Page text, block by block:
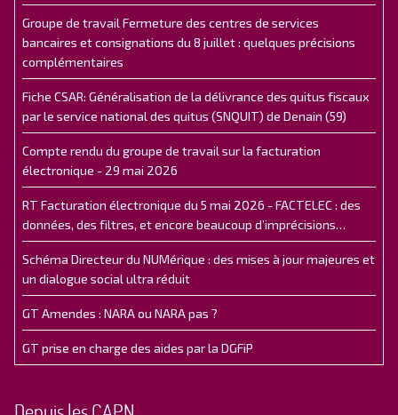
Groupe de travail Fermeture des centres de services
bancaires et consignations du 8 juillet : quelques précisions
complémentaires
Fiche CSAR: Généralisation de la délivrance des quitus fiscaux
par le service national des quitus (SNQUIT) de Denain (59)
Compte rendu du groupe de travail sur la facturation
électronique - 29 mai 2026
RT Facturation électronique du 5 mai 2026 - FACTELEC : des
données, des filtres, et encore beaucoup d’imprécisions…
Schéma Directeur du NUMérique : des mises à jour majeures et
un dialogue social ultra réduit
GT Amendes : NARA ou NARA pas ?
GT prise en charge des aides par la DGFiP